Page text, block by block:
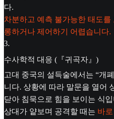
다.
차분하고 예측 불가능한 태도
롱하거나 제어하기 어렵습니다.
3.
수사학적 대응 (『귀곡자』)
고대 중국의 설득술에서는 “개
니다. 상황에 따라 말문을 열어
닫아 침묵으로 힘을 보이는 식
상대가 얕보며 공격할 때는 바